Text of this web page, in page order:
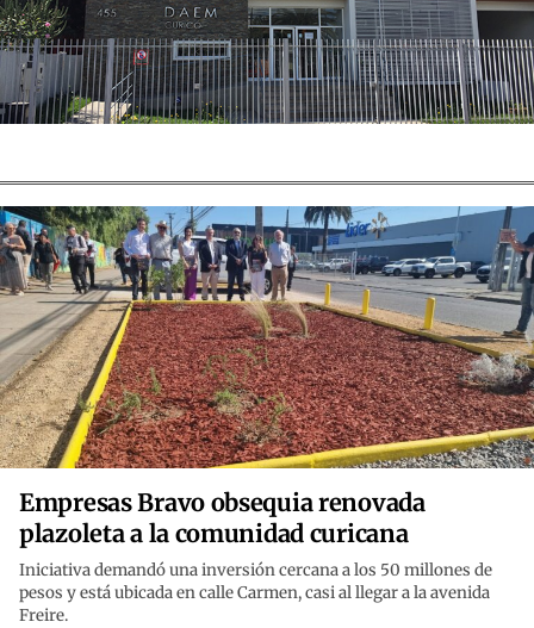
Empresas Bravo obsequia renovada
plazoleta a la comunidad curicana
Iniciativa demandó una inversión cercana a los 50 millones de
pesos y está ubicada en calle Carmen, casi al llegar a la avenida
Freire.